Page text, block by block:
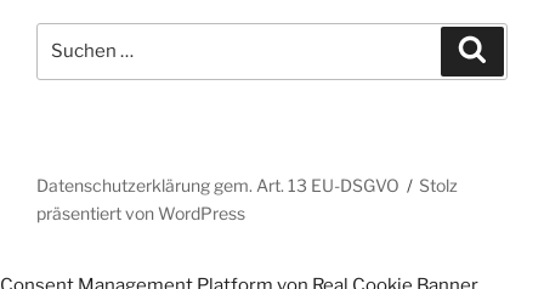
nach:
Datenschutzerklärung gem. Art. 13 EU-DSGVO
Stolz
präsentiert von WordPress